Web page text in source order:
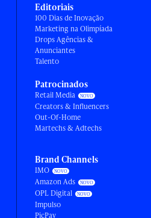
Editoriais
100 Dias de Inovação
Marketing na Olimpíada
Drops Agências &
Anunciantes
Talento
Patrocinados
Retail Media
Creators & Influencers
Out-Of-Home
Martechs & Adtechs
Brand Channels
IMO
Amazon Ads
OPL Digital
Impulso
PicPay